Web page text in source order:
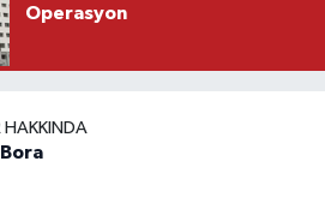
Operasyon
HAKKINDA